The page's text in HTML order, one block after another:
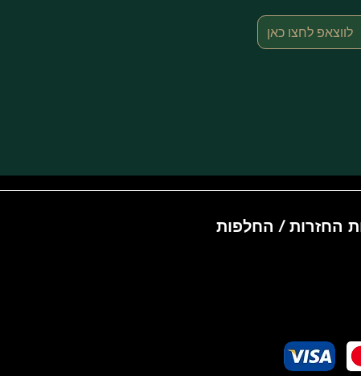
לווצאפ לחצו כאן
החזרות / החלפות